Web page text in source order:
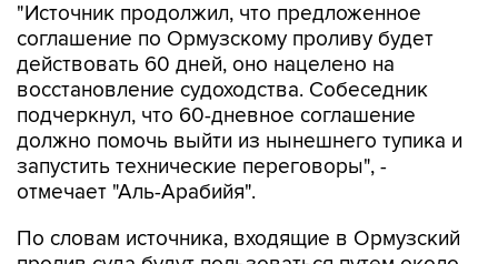
"Источник продолжил, что предложенное
соглашение по Ормузскому проливу будет
действовать 60 дней, оно нацелено на
восстановление судоходства. Собеседник
подчеркнул, что 60-дневное соглашение
должно помочь выйти из нынешнего тупика и
запустить технические переговоры", -
отмечает "Аль-Арабийя".
По словам источника, входящие в Ормузский